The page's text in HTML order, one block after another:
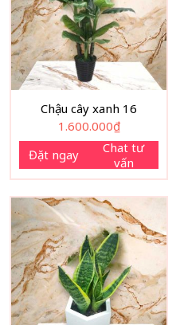
Chậu cây xanh 16
1.600.000₫
Đặt ngay
Chat tư
vấn